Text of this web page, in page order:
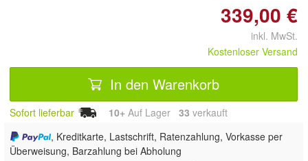
339,00 €
inkl. MwSt.
Kostenloser Versand
In den Warenkorb
Sofort lieferbar 10+ Auf Lager 33 verkauft
, Kreditkarte, Lastschrift, Ratenzahlung, Vorkasse per
Überweisung, Barzahlung bei Abholung